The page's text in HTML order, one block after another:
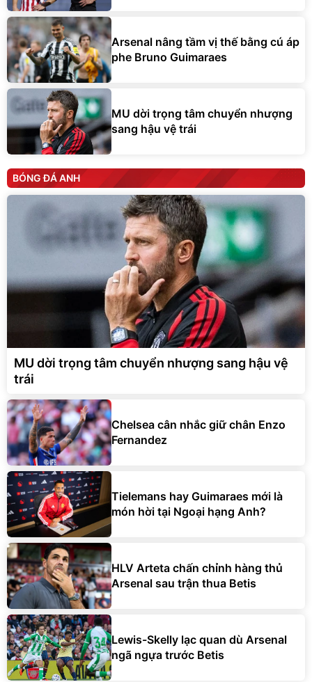
Arsenal nâng tầm vị thế bằng cú áp
phe Bruno Guimaraes
MU dời trọng tâm chuyển nhượng
sang hậu vệ trái
BÓNG ĐÁ ANH
MU dời trọng tâm chuyển nhượng sang hậu vệ
trái
Chelsea cân nhắc giữ chân Enzo
Fernandez
Tielemans hay Guimaraes mới là
món hời tại Ngoại hạng Anh?
HLV Arteta chấn chỉnh hàng thủ
Arsenal sau trận thua Betis
Lewis-Skelly lạc quan dù Arsenal
ngã ngựa trước Betis